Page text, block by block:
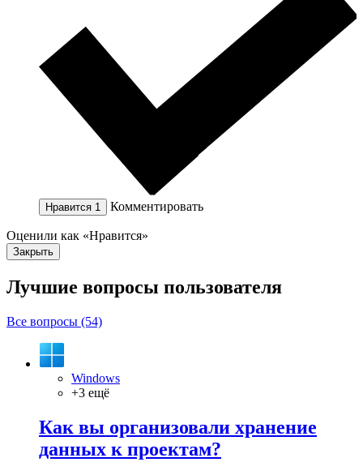
Нравится 1 Комментировать
Оценили как «Нравится»
Закрыть
Лучшие вопросы пользователя
Все вопросы (54)
Windows
+3 ещё
Как вы организовали хранение
данных к проектам?